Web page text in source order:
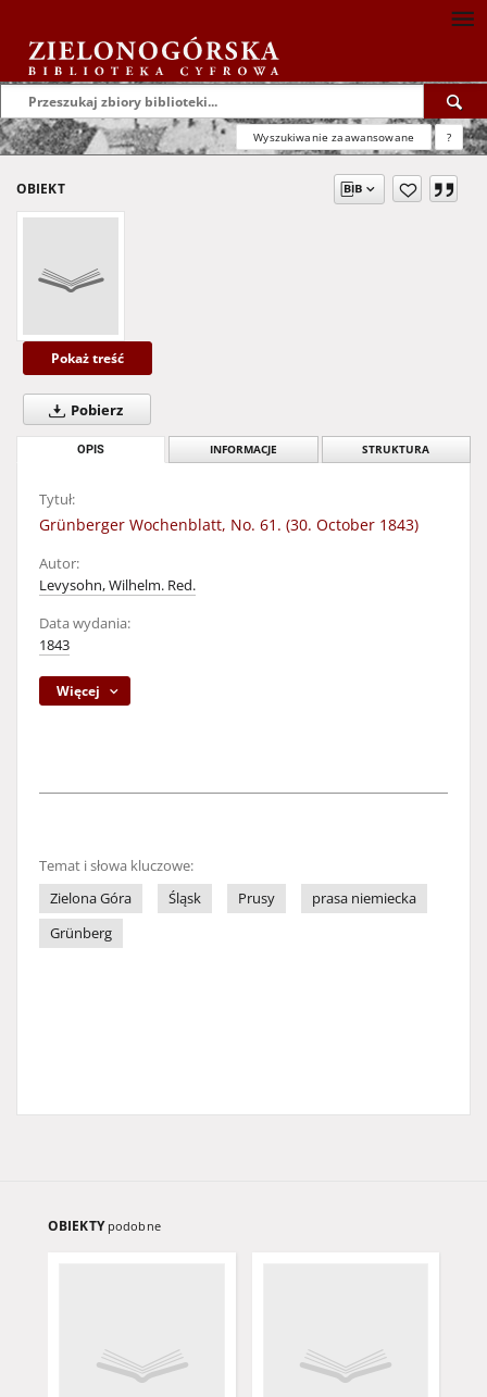
Wyszukiwanie zaawansowane ?
OBIEKT
Pokaż treść
Pobierz
OPIS INFORMACJE STRUKTURA
Tytuł:
Grünberger Wochenblatt, No. 61. (30. October 1843)
Autor:
Levysohn, Wilhelm. Red.
Data wydania:
1843
Więcej
Temat i słowa kluczowe:
Zielona Góra
Śląsk Prusy
prasa niemiecka
Grünberg
OBIEKTY podobne